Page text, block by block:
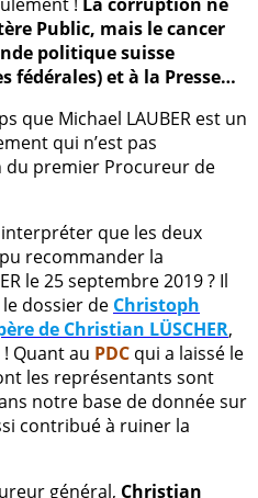
Public, mais le cancer
politique suisse
fédérales) et à la Presse…
que Michael LAUBER est un
qui n’est pas
du premier Procureur de
que les deux
recommander la
le 25 septembre 2019 ? Il
dossier de Christoph
de Christian LÜSCHER,
Quant au PDC qui a laissé le
les représentants sont
notre base de donnée sur
contribué à ruiner la
général, Christian